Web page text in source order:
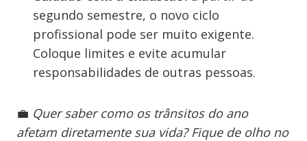
segundo semestre, o novo ciclo
profissional pode ser muito exigente.
Coloque limites e evite acumular
responsabilidades de outras pessoas.
💼 Quer saber como os trânsitos do ano
afetam diretamente sua vida? Fique de olho no